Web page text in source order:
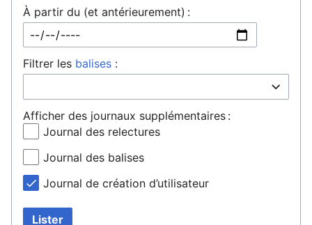
À partir du (et antérieurement) :
Filtrer les balises :
Afficher des journaux supplémentaires :
Journal des relectures
Journal des balises
Journal de création d’utilisateur
Lister